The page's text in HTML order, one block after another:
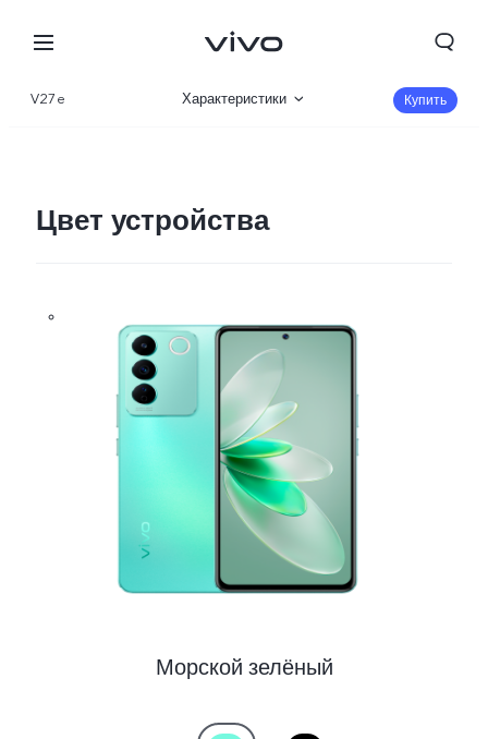
V27e Характеристики Купить
Цвет устройства
Морской зелёный